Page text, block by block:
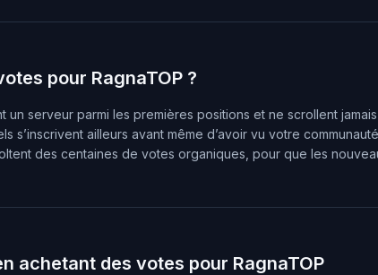
pour RagnaTOP ?
un serveur parmi les premières positions et ne scrollent
s’inscrivent ailleurs avant même d’avoir vu votre
des centaines de votes organiques, pour que les
achetant des votes pour RagnaTOP